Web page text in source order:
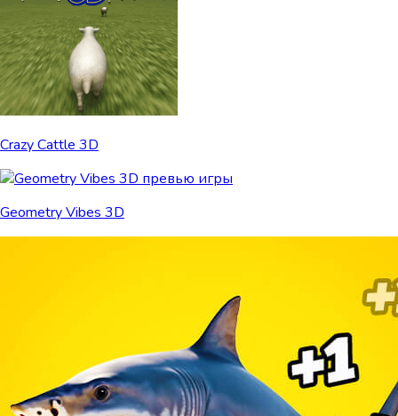
Crazy Cattle 3D
Geometry Vibes 3D